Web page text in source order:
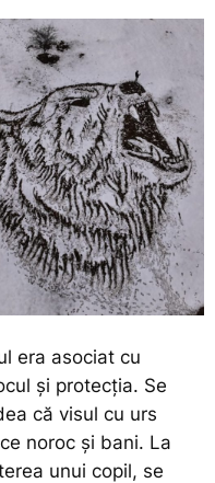
era asociat cu
și protecția. Se
că visul cu urs
noroc și bani. La
unui copil, se